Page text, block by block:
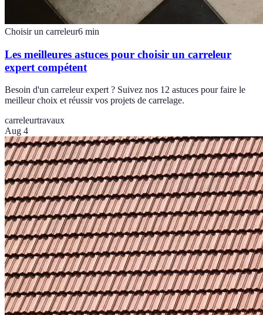
Choisir un carreleur6 min
Les meilleures astuces pour choisir un carreleur
expert compétent
Besoin d'un carreleur expert ? Suivez nos 12 astuces pour faire le
meilleur choix et réussir vos projets de carrelage.
carreleurtravaux
Aug 4